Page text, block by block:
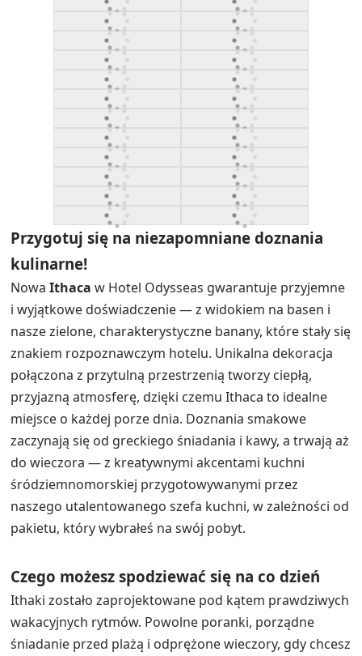
Przygotuj się na niezapomniane doznania
kulinarne!
NowaIthaca w Hotel Odysseas gwarantuje przyjemne
i wyjątkowe doświadczenie — z widokiem na basen i
nasze zielone, charakterystyczne banany, które stały się
znakiem rozpoznawczym hotelu. Unikalna dekoracja
połączona z przytulną przestrzenią tworzy ciepłą,
przyjazną atmosferę, dzięki czemu Ithaca to idealne
miejsce o każdej porze dnia. Doznania smakowe
zaczynają się od greckiego śniadania i kawy, a trwają aż
do wieczora — z kreatywnymi akcentami kuchni
śródziemnomorskiej przygotowywanymi przez
naszego utalentowanego szefa kuchni, w zależności od
pakietu, który wybrałeś na swój pobyt.
Czego możesz spodziewać się na co dzień
Ithaki zostało zaprojektowane pod kątem prawdziwych
wakacyjnych rytmów. Powolne poranki, porządne
śniadanie przed plażą i odprężone wieczory, gdy chcesz